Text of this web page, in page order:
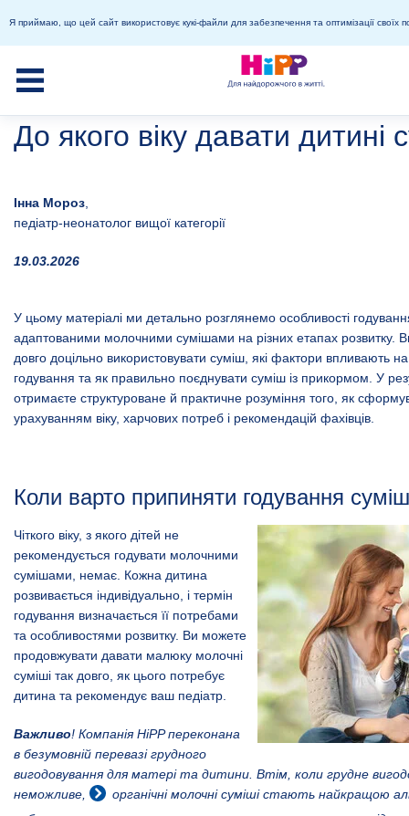
Я приймаю, що цей сайт використовує кукі-файли для забезпечення та оптимізації своїх
До якого віку давати дитині
Інна Мороз
педіатр-неонатолог вищої категорії
19.03.2026
У цьому матеріалі ми детально розглянемо особливості
адаптованими молочними сумішами на різних етапах розвитку.
довго доцільно використовувати суміш, які фактори впливають на
годування та як правильно поєднувати суміш із прикормом. У
отримаєте структуроване й практичне розуміння того, як
урахуванням віку, харчових потреб і рекомендацій фахівців.
Коли варто припиняти годування
Чіткого віку, з якого дітей не
рекомендується годувати молочними
сумішами, немає. Кожна дитина
розвивається індивідуально, і термін
годування визначається її потребами
та особливостями розвитку. Ви можете
продовжувати давати малюку молочні
суміші так довго, як цього потребує
дитина та рекомендує ваш педіатр.
Важливо! Компанія HiPP переконана
в безумовній перевазі грудного
вигодовування для матері та дитини. Втім, коли грудне
неможливе,
органічні молочні сумішістають найкращою